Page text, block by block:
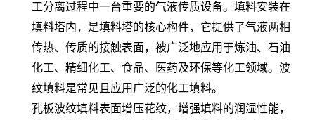
工分离过程中一台重要的气液传质设备。填料安装在
填料塔内，是填料塔的核心构件，它提供了气液两相
传热、传质的接触表面，被广泛地应用于炼油、石油
化工、精细化工、食品、医药及环保等化工领域。波
纹填料是常见且应用广泛的化工填料。
孔板波纹填料表面增压花纹，增强填料的润湿性能，